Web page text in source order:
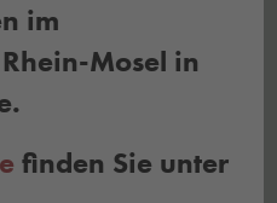
im
Mosel in
finden Sie unter